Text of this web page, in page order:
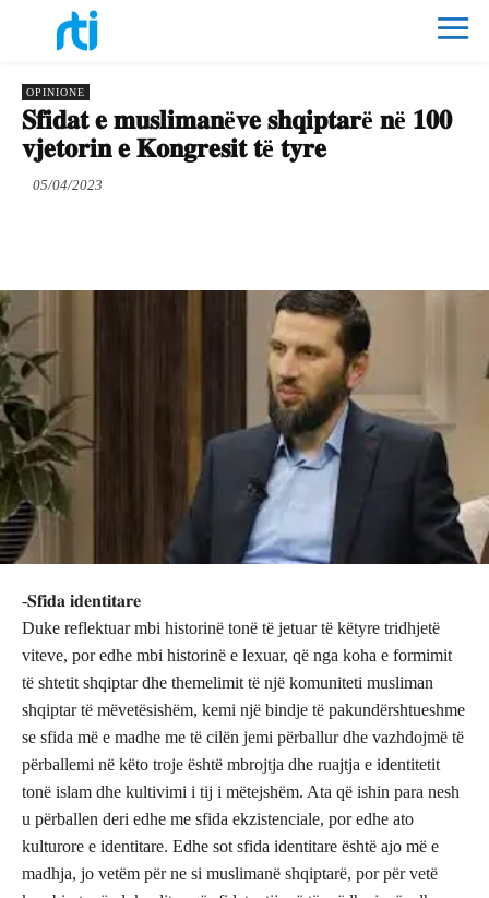
OPINIONE
𝐒𝐟𝐢𝐝𝐚𝐭 𝐞 𝐦𝐮𝐬𝐥𝐢𝐦𝐚𝐧ë𝐯𝐞 𝐬𝐡𝐪𝐢𝐩𝐭𝐚𝐫ë 𝐧ë 𝟏𝟎𝟎
𝐯𝐣𝐞𝐭𝐨𝐫𝐢𝐧 𝐞 𝐊𝐨𝐧𝐠𝐫𝐞𝐬𝐢𝐭 𝐭ë 𝐭𝐲𝐫𝐞
05/04/2023
-𝐒𝐟𝐢𝐝𝐚 𝐢𝐝𝐞𝐧𝐭𝐢𝐭𝐚𝐫𝐞
Duke reflektuar mbi historinë tonë të jetuar të këtyre tridhjetë
viteve, por edhe mbi historinë e lexuar, që nga koha e formimit
të shtetit shqiptar dhe themelimit të një komuniteti musliman
shqiptar të mëvetësishëm, kemi një bindje të pakundërshtueshme
se sfida më e madhe me të cilën jemi përballur dhe vazhdojmë të
përballemi në këto troje është mbrojtja dhe ruajtja e identitetit
tonë islam dhe kultivimi i tij i mëtejshëm. Ata që ishin para nesh
u përballen deri edhe me sfida ekzistenciale, por edhe ato
kulturore e identitare. Edhe sot sfida identitare është ajo më e
madhja, jo vetëm për ne si muslimanë shqiptarë, por për vetë